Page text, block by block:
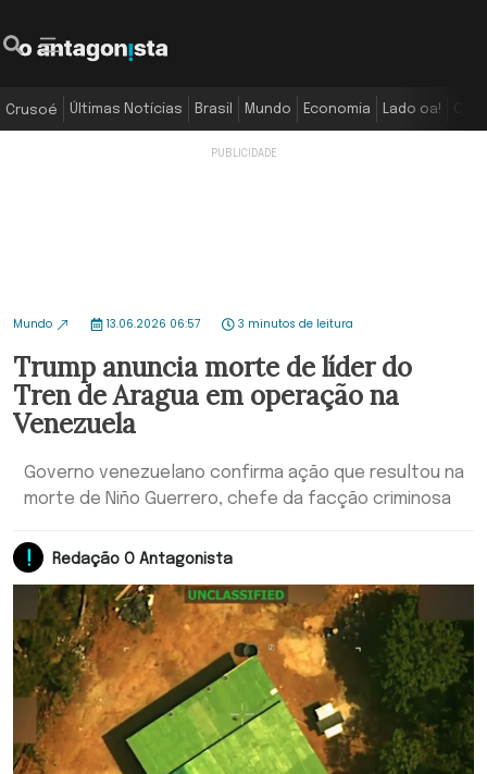
Crusoé Últimas Notícias Brasil Mundo Economia Lado oa!
Mundo 13.06.2026 06:57 3 minutos de leitura
Trump anuncia morte de líder do
Tren de Aragua em operação na
Venezuela
Governo venezuelano confirma ação que resultou na
morte de Niño Guerrero, chefe da facção criminosa
Redação O Antagonista